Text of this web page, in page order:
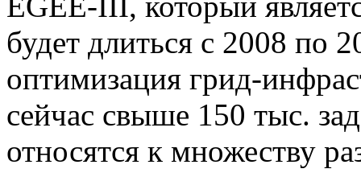
будет длиться с 2008 по
оптимизация грид-
сейчас свыше 150 тыс.
относятся к множеству